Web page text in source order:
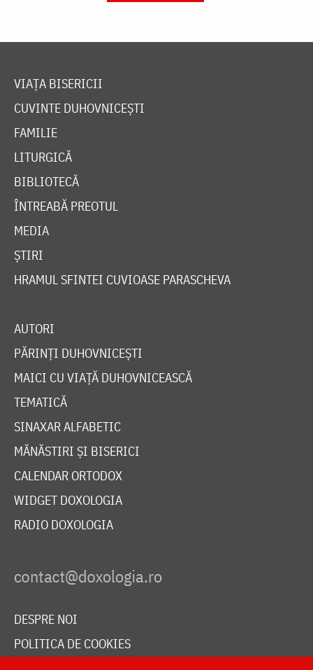
VIAȚA BISERICII
CUVINTE DUHOVNICEȘTI
FAMILIE
LITURGICĂ
BIBLIOTECĂ
ÎNTREABĂ PREOTUL
MEDIA
ȘTIRI
HRAMUL SFINTEI CUVIOASE PARASCHEVA
AUTORI
PĂRINȚI DUHOVNICEȘTI
MAICI CU VIAȚĂ DUHOVNICEASCĂ
TEMATICĂ
SINAXAR ALFABETIC
MĂNĂSTIRI ȘI BISERICI
CALENDAR ORTODOX
WIDGET DOXOLOGIA
RADIO DOXOLOGIA
DESPRE NOI
POLITICA DE COOKIES